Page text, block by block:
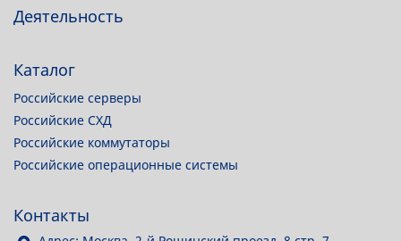
Деятельность
Каталог
Российские серверы
Российские СХД
Российские коммутаторы
Российские операционные системы
Контакты